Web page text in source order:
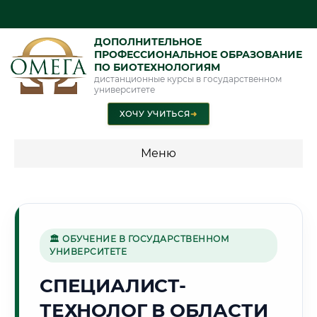
ДОПОЛНИТЕЛЬНОЕ
ПРОФЕССИОНАЛЬНОЕ ОБРАЗОВАНИЕ
ПО БИОТЕХНОЛОГИЯМ
дистанционные курсы в государственном
университете
ХОЧУ УЧИТЬСЯ➜
Меню
✈️
Г. УЛЬЯНОВСК
🏛 ОБУЧЕНИЕ В ГОСУДАРСТВЕННОМ
УНИВЕРСИТЕТЕ
СПЕЦИАЛИСТ-
ТЕХНОЛОГ В ОБЛАСТИ